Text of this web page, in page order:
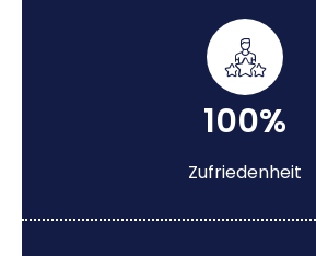
100%
Zufriedenheit